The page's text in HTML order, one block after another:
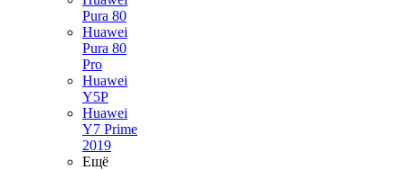
Pura 80
Huawei
Pura 80
Pro
Huawei
Y5P
Huawei
Y7 Prime
2019
Ещё